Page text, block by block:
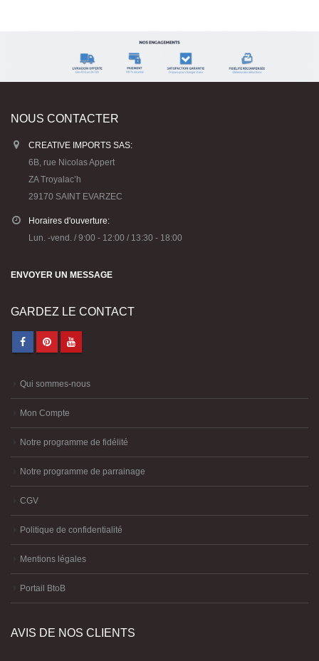
NOUS CONTACTER
CREATIVE IMPORTS SAS:
6B, rue Nicolas Appert
ZA Troyalac’h
29170 SAINT EVARZEC
Horaires d'ouverture:
Lun. -vend. / 9:00 - 12:00 / 13:30 - 18:00
ENVOYER UN MESSAGE
GARDEZ LE CONTACT
Qui sommes-nous
Mon Compte
Notre programme de fidélité
Notre programme de parrainage
CGV
Politique de confidentialité
Mentions légales
Portail BtoB
AVIS DE NOS CLIENTS